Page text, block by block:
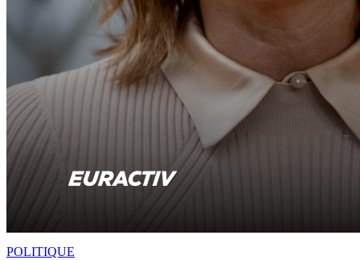
POLITIQUE